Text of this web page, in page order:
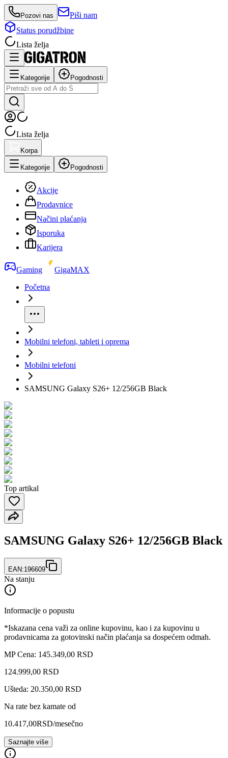
Pozovi nas
Piši nam
Status porudžbine
Lista želja
Kategorije Pogodnosti
Lista želja
Korpa
Kategorije Pogodnosti
Akcije
Prodavnice
Načini plaćanja
Isporuka
Karijera
Gaming
GigaMAX
Početna
Mobilni telefoni, tableti i oprema
Mobilni telefoni
SAMSUNG Galaxy S26+ 12/256GB Black
Top artikal
SAMSUNG Galaxy S26+ 12/256GB Black
EAN:196609
Na stanju
Informacije o popustu
*Iskazana cena važi za online kupovinu, kao i za kupovinu u
prodavnicama za gotovinski način plaćanja sa dospećem odmah.
MP Cena: 145.349,00 RSD
124.999,00 RSD
Ušteda: 20.350,00 RSD
Na rate bez kamate od
10.417,00RSD/mesečno
Saznajte više